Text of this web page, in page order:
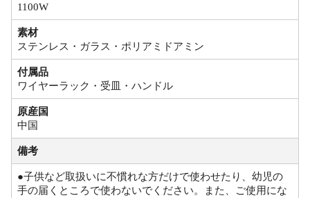
1100W
素材
ステンレス・ガラス・ポリアミドアミン
付属品
ワイヤーラック・受皿・ハンドル
原産国
中国
備考
●子供など取扱いに不慣れな方だけで使わせたり、幼児の
手の届くところで使わないでください。また、ご使用にな